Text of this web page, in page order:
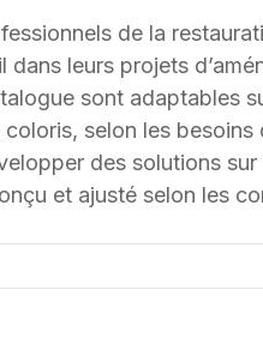
de la
leurs projets
sont adaptables
selon les besoins
des solutions sur
et ajusté selon les